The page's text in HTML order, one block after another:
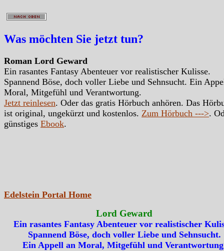
Was möchten Sie jetzt tun?
Roman Lord Geward
Ein rasantes Fantasy Abenteuer vor realistischer Kulisse.
Spannend Böse, doch voller Liebe und Sehnsucht. Ein
Moral, Mitgefühl und Verantwortung.
Jetzt reinlesen. Oder das gratis Hörbuch anhören. Das
ist original, ungekürzt und kostenlos. Zum Hörbuch --->.
günstiges Ebook.
Edelstein Portal Home
Lord Geward
Ein rasantes Fantasy Abenteuer vor realistischer
Spannend Böse, doch voller Liebe und Sehnsucht.
Ein Appell an Moral, Mitgefühl und